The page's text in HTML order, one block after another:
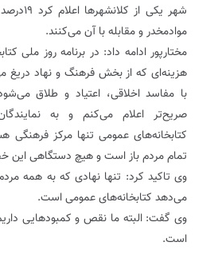
شهر یکی
موادمخدر و مقابله با آن می‌کنند.
مختارپور ادامه داد: در برنامه روز ملی
هزینه‌ای که از بخش فرهنگ و نهاد دریغ
با مفاسد اخلاقی، اعتیاد و طلاق
صریح‌تر اعلام می‌کنم و به
کتابخانه‌های عمومی تنها مرکز فرهنگی
تمام مردم باز است و هیچ دستگاهی این
وی تاکید کرد: تنها نهادی که به همه
می‌دهد کتابخانه‌های عمومی است.
وی گفت: البته ما نقص و کمبودهایی
است.